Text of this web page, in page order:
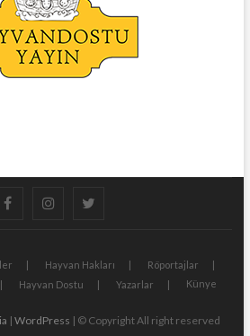
facebookinstagram
Hayvan Hakları
Röportajlar
Hayvan Dostu Yazarlar Künye
| WordPress | © Copyright All right reserved